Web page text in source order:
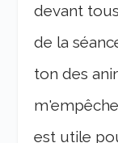
devant
de la
ton des
est utile